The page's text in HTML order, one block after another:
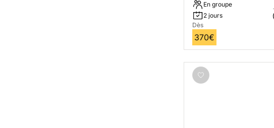
En groupe
2 jours
Dès
370€